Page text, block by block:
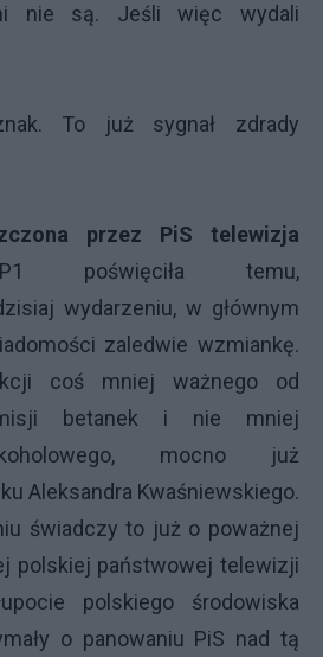
nie są. Jeśli więc wydali
To już sygnał zdrady
przez PiS telewizja
poświęciła temu,
wydarzeniu, w głównym
zaledwie wzmiankę.
coś mniej ważnego od
betanek i nie mniej
mocno już
Aleksandra Kwaśniewskiego.
świadczy to już o poważnej
polskiej państwowej telewizji
polskiego środowiska
o panowaniu PiS nad tą